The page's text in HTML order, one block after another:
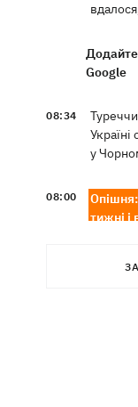
Google
08:34
у
08:00
тижні і
Росія